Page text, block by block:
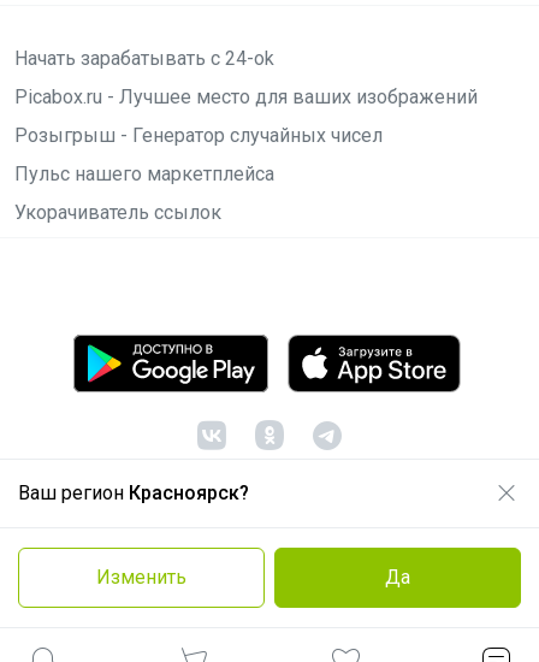
Ваш регион Красноярск?
Изменить Да
Начать зарабатывать с 24-ok
Picabox.ru - Лучшее место для ваших изображений
Розыгрыш - Генератор случайных чисел
Пульс нашего маркетплейса
Укорачиватель ссылок
© ООО "Лявита", ОГРН 1122468054070, 2012 -2026
Политика конфиденциальности
Cоглашение пользователя